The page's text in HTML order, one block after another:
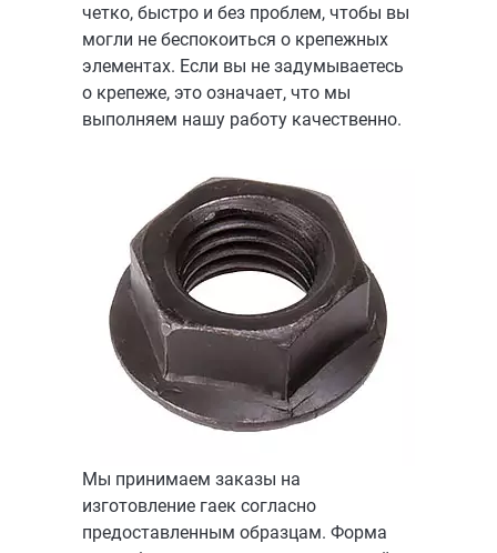
четко, быстро и без проблем, чтобы вы
могли не беспокоиться о крепежных
элементах. Если вы не задумываетесь
о крепеже, это означает, что мы
выполняем нашу работу качественно.
Мы принимаем заказы на
изготовление гаек согласно
предоставленным образцам. Форма